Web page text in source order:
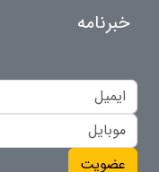
خبرنامه
عضویت